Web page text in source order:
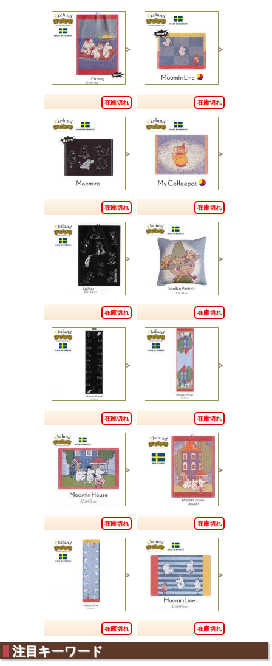
在庫切れ 在庫切れ
在庫切れ 在庫切れ
在庫切れ 在庫切れ
在庫切れ 在庫切れ
在庫切れ 在庫切れ
在庫切れ 在庫切れ
注目キーワード